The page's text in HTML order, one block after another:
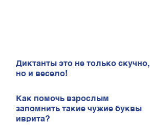
Диктанты это не только скучно,
но и весело!
Как помочь взрослым
запомнить такие чужие буквы
иврита?